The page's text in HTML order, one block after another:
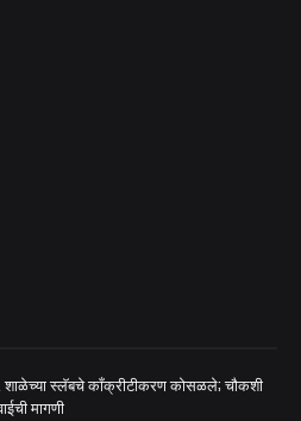
शाळेच्या स्लॅबचे काँक्रीटीकरण कोसळले; चौकशी
मागणी